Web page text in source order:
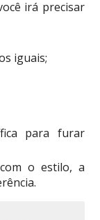
irá precisar
iguais;
para furar
o estilo, a